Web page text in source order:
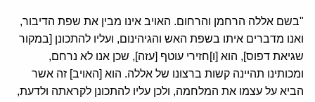
"בשם אללה הרחמן והרחום. האויב אינו מבין את שפת הדיבור,
ואנו מדברים איתו בשפת האש והגיהינום, ועליו להתכונן [במקור
שגיאת דפוס], הוא [ו]חזירי עוטף [עזה], שכן אנו לא נרחם,
ומכותינו תהיינה קשות ברצונו של אללה. הוא [האויב] זה אשר
הביא על עצמו את המלחמה, ולכן עליו להתכונן לקראתה ולדעת,